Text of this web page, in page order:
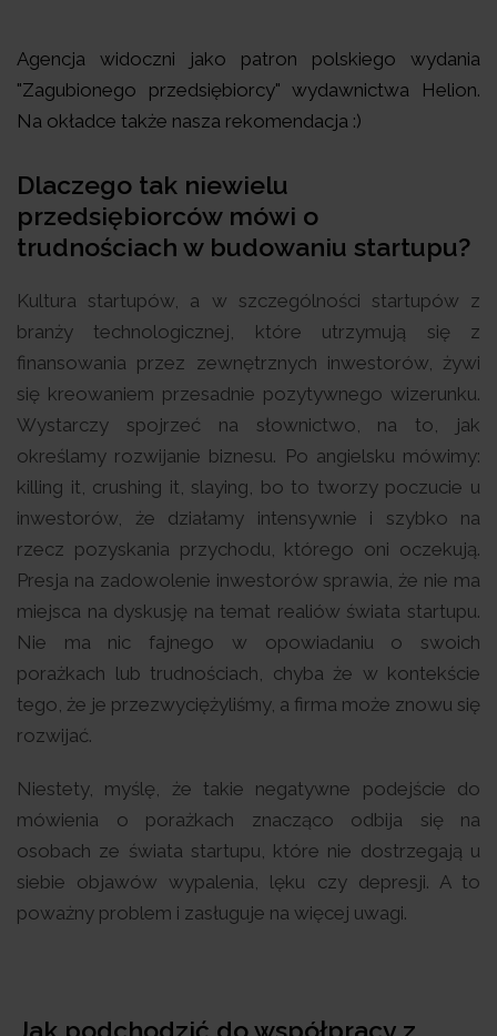
Agencja widoczni jako patron polskiego wydania
"Zagubionego przedsiębiorcy" wydawnictwa Helion.
Na okładce także nasza rekomendacja :)
Dlaczego tak niewielu
przedsiębiorców mówi o
trudnościach w budowaniu startupu?
Kultura startupów, a w szczególności startupów z
branży technologicznej, które utrzymują się z
finansowania przez zewnętrznych inwestorów, żywi
się kreowaniem przesadnie pozytywnego wizerunku.
Wystarczy spojrzeć na słownictwo, na to, jak
określamy rozwijanie biznesu. Po angielsku mówimy:
killing it, crushing it, slaying, bo to tworzy poczucie u
inwestorów, że działamy intensywnie i szybko na
rzecz pozyskania przychodu, którego oni oczekują.
Presja na zadowolenie inwestorów sprawia, że nie ma
miejsca na dyskusję na temat realiów świata startupu.
Nie ma nic fajnego w opowiadaniu o swoich
porażkach lub trudnościach, chyba że w kontekście
tego, że je przezwyciężyliśmy, a firma może znowu się
rozwijać.
Niestety, myślę, że takie negatywne podejście do
mówienia o porażkach znacząco odbija się na
osobach ze świata startupu, które nie dostrzegają u
siebie objawów wypalenia, lęku czy depresji. A to
poważny problem i zasługuje na więcej uwagi.
Jak podchodzić do współpracy z